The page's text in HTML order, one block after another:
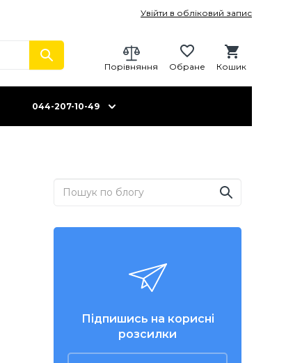
Увійти в обліковий запис
Кошик
Обране
Порівняння
044-207-10-49
Підпишись на корисні
розсилки